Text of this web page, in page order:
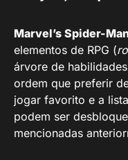
Marvel’s Spider-
elementos de RPG (
árvore de
ordem que preferir
jogar favorito e a
podem ser
mencionadas